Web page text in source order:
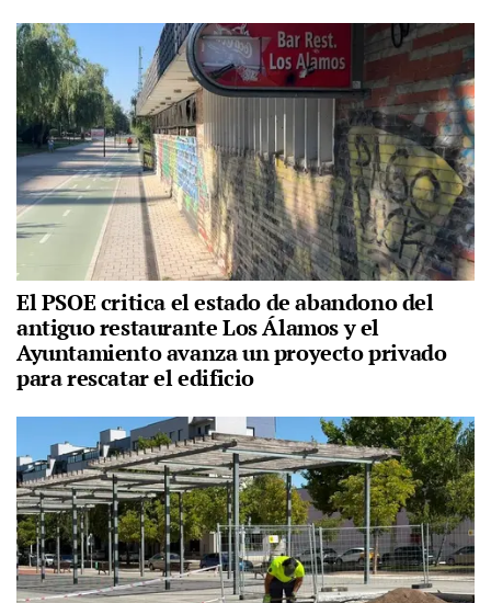
El PSOE critica el estado de abandono del
antiguo restaurante Los Álamos y el
Ayuntamiento avanza un proyecto privado
para rescatar el edificio